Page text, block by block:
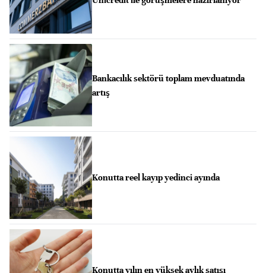
Bankacılık sektörü toplam mevduatında
artış
Konutta reel kayıp yedinci ayında
Konutta yılın en yüksek aylık satışı